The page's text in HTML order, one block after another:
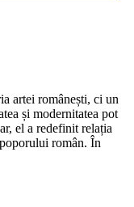
artei românești, ci un
și modernitatea pot
el a redefinit relația
român. În